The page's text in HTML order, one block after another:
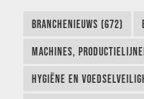
BRANCHENIEUWS (672)
MACHINES,
HYGIËNE EN